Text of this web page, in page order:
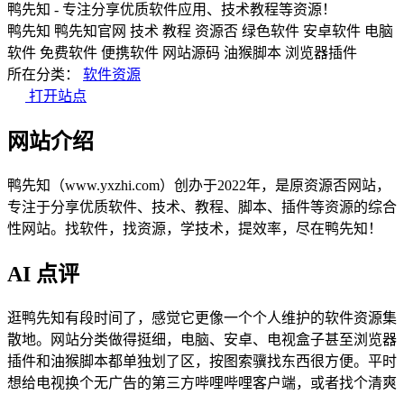
鸭先知 - 专注分享优质软件应用、技术教程等资源！
鸭先知 鸭先知官网 技术 教程 资源否 绿色软件 安卓软件 电脑
软件 免费软件 便携软件 网站源码 油猴脚本 浏览器插件
所在分类：
软件资源
打开站点
网站介绍
鸭先知（www.yxzhi.com）创办于2022年，是原资源否网站，
专注于分享优质软件、技术、教程、脚本、插件等资源的综合
性网站。找软件，找资源，学技术，提效率，尽在鸭先知！
AI 点评
逛鸭先知有段时间了，感觉它更像一个个人维护的软件资源集
散地。网站分类做得挺细，电脑、安卓、电视盒子甚至浏览器
插件和油猴脚本都单独划了区，按图索骥找东西很方便。平时
想给电视换个无广告的第三方哔哩哔哩客户端，或者找个清爽